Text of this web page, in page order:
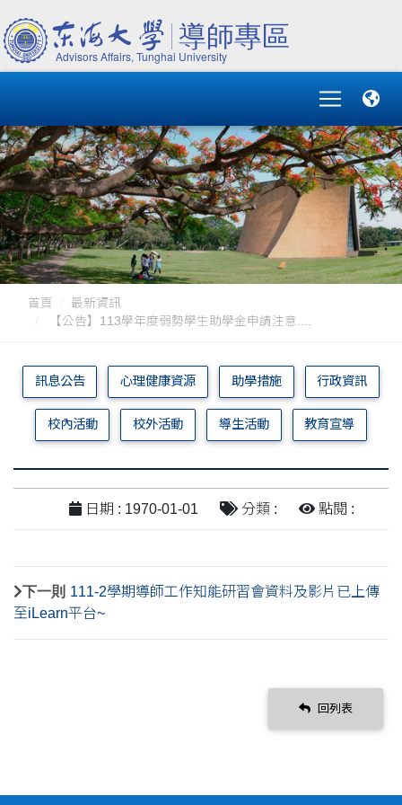
首頁
最新資訊
【公告】113學年度弱勢學生助學金申請注意....
訊息公告 心理健康資源 助學措施 行政資訊
校內活動 校外活動 導生活動 教育宣導
日期 : 1970-01-01 分類 : 點閱 :
下一則 111-2學期導師工作知能研習會資料及影片已上傳
至iLearn平台~
回列表